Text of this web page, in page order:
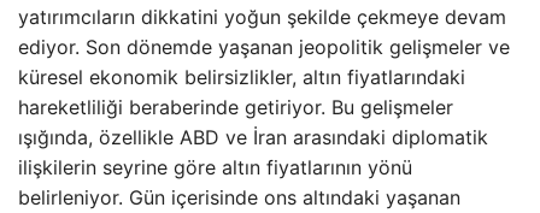
yatırımcıların dikkatini yoğun şekilde çekmeye devam
ediyor. Son dönemde yaşanan jeopolitik gelişmeler ve
küresel ekonomik belirsizlikler, altın fiyatlarındaki
hareketliliği beraberinde getiriyor. Bu gelişmeler
ışığında, özellikle ABD ve İran arasındaki diplomatik
ilişkilerin seyrine göre altın fiyatlarının yönü
belirleniyor. Gün içerisinde ons altındaki yaşanan